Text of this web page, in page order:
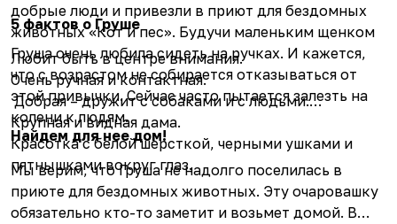
добрые люди и привезли в приют для бездомных
животных «Кот и пес». Будучи маленьким щенком
Груша очень любила сидеть на ручках. И кажется,
что с возрастом не собирается отказываться от
этой привычки. Сейчас часто пытается залезть на
колени к людям.
5 фактов о Груше
Любит быть в центре внимания.
Очень ручная и контактная.
Добрая – дружит с собаками и с людьми.
Крупная и видная дама.
Красотка с белой шерсткой, черными ушками и
пятнышками вокруг глаз.
Найдем для нее дом!
Мы верим, что Груша не надолго поселилась в
приюте для бездомных животных. Эту очаровашку
обязательно кто-то заметит и возьмет домой. В